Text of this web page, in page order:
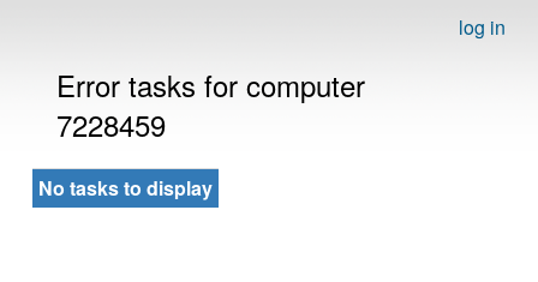
log in
Error tasks for computer
7228459
No tasks to display